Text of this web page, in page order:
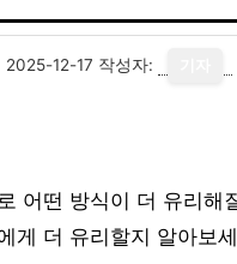
2025-12-17 작성자:
어떤 방식이 더 유리해
게 더 유리할지 알아보